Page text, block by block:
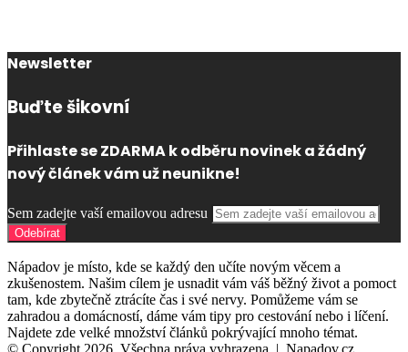
Newsletter
Buďte šikovní
Přihlaste se ZDARMA k odběru novinek a žádný
nový článek vám už neunikne!
Sem zadejte vaší emailovou adresu
Nápadov je místo, kde se každý den učíte novým věcem a
zkušenostem. Našim cílem je usnadit vám váš běžný život a pomoct
tam, kde zbytečně ztrácíte čas i své nervy. Pomůžeme vám se
zahradou a domácností, dáme vám tipy pro cestování nebo i líčení.
Najdete zde velké množství článků pokrývající mnoho témat.